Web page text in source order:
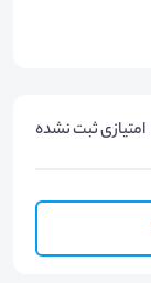
امتیازی ثبت نشده